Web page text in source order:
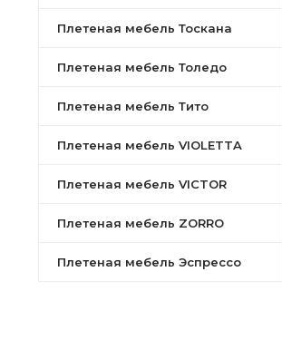
Плетеная мебель Тоскана
Плетеная мебель Толедо
Плетеная мебель Тито
Плетеная мебель VIOLETTA
Плетеная мебель VICTOR
Плетеная мебель ZORRO
Плетеная мебель Эспрессо